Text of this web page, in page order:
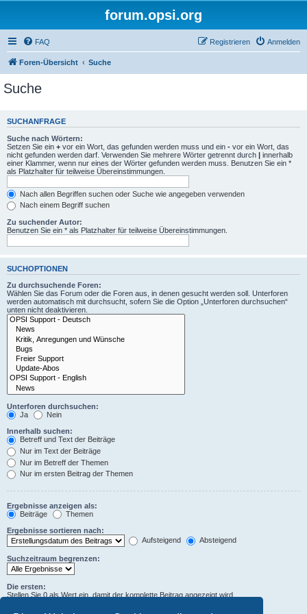
forum.opsi.org
FAQ Anmelden
Registrieren
Foren-Übersicht Suche
Suche
SUCHANFRAGE
Suche nach Wörtern:
Setzen Sie ein + vor ein Wort, das gefunden werden muss und ein - vor ein Wort, das
nicht gefunden werden darf. Verwenden Sie mehrere Wörter getrennt durch | innerhalb
einer Klammer, wenn nur eines der Wörter gefunden werden muss. Benutzen Sie ein *
als Platzhalter für teilweise Übereinstimmungen.
Nach allen Begriffen suchen oder Suche wie angegeben verwenden
Nach einem Begriff suchen
Zu suchender Autor:
Benutzen Sie ein * als Platzhalter für teilweise Übereinstimmungen.
SUCHOPTIONEN
Zu durchsuchende Foren:
Wählen Sie das Forum oder die Foren aus, in denen gesucht werden soll. Unterforen
werden automatisch mit durchsucht, sofern Sie die Option „Unterforen durchsuchen“
unten nicht deaktivieren.
Unterforen durchsuchen:
Ja
Nein
Innerhalb suchen:
Betreff und Text der Beiträge
Nur im Text der Beiträge
Nur im Betreff der Themen
Nur im ersten Beitrag der Themen
Ergebnisse anzeigen als:
Beiträge
Themen
Ergebnisse sortieren nach:
Aufsteigend
Absteigend
Suchzeitraum begrenzen:
Die ersten:
Stellen Sie 0 als Wert ein, damit der komplette Beitrag angezeigt wird.